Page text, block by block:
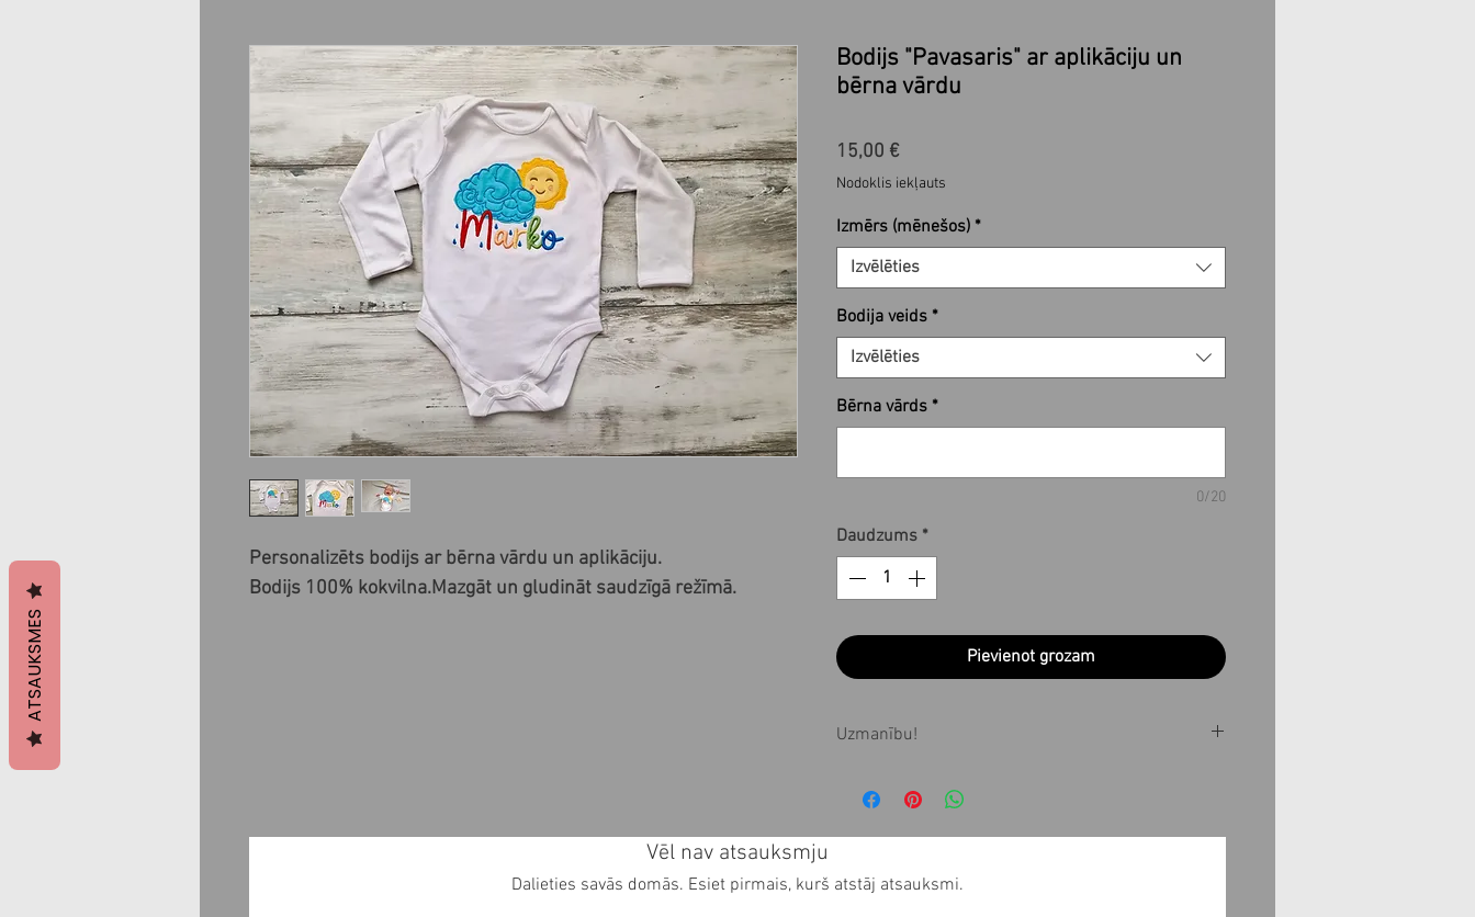
Personalizēts bodijs ar bērna vārdu un aplikāciju.
Bodijs 100% kokvilna.Mazgāt un gludināt saudzīgā režīmā.
Bodijs "Pavasaris" ar aplikāciju un
bērna vārdu
15,00 €Cena
Nodoklis iekļauts
Izmērs (mēnešos) *
Izvēlēties
Bodija veids *
Izvēlēties
Bērna vārds *
0/20
Daudzums *
Pievienot grozam
Uzmanību!
pasūtījuma 1-3 nedēļu laikā. Ja vēlaties
produktu saņemt noteiktā laikā, pirms
mums pa epastu info@teobee.lv
Vēl nav atsauksmju
Dalieties savās domās. Esiet pirmais, kurš atstāj atsauksmi.
ATSAUKSMES